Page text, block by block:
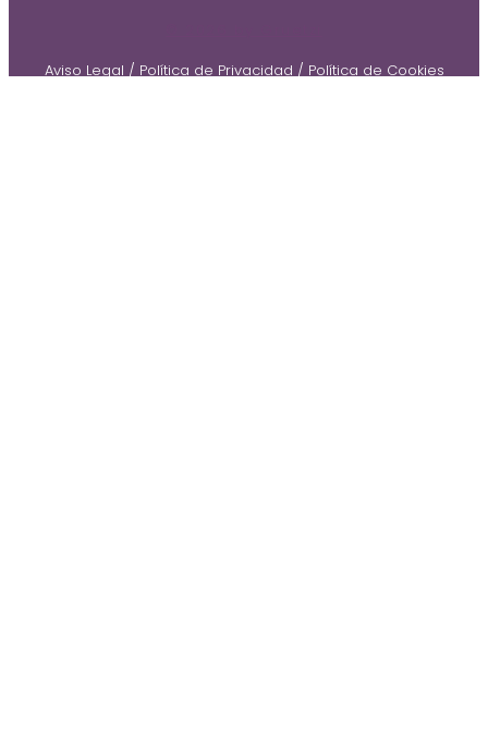
Aviso Legal / Política de Privacidad / Política de Cookies